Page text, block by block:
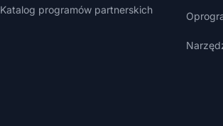
Katalog programów partnerskich